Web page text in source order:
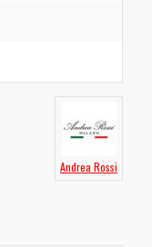
Andrea Rossi